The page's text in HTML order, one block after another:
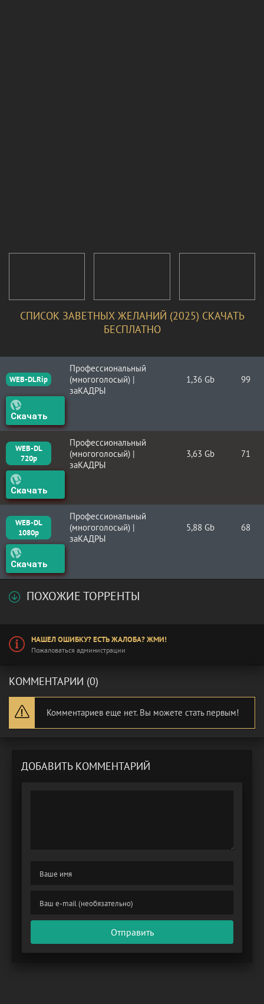
СПИСОК ЗАВЕТНЫХ ЖЕЛАНИЙ (2025) СКАЧАТЬ
БЕСПЛАТНО
WEB-DLRip
Профессиональный
(многоголосый) |
заКАДРЫ
1,36 Gb 99
Скачать
WEB-DL
720p
Профессиональный
(многоголосый) |
заКАДРЫ
3,63 Gb 71
Скачать
WEB-DL
1080p
Профессиональный
(многоголосый) |
заКАДРЫ
5,88 Gb 68
Скачать
ПОХОЖИЕ ТОРРЕНТЫ
НАШЕЛ ОШИБКУ? ЕСТЬ ЖАЛОБА? ЖМИ!
Пожаловаться администрации
КОММЕНТАРИИ (0)
Комментариев еще нет. Вы можете стать первым!
ДОБАВИТЬ КОММЕНТАРИЙ
Отправить